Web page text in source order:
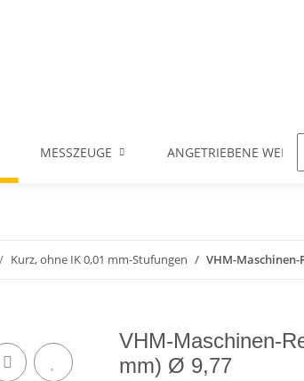
MESSZEUGE ANGETRIEBENE
Kurz, ohne IK 0,01 mm-Stufungen VHM-Maschinen-
VHM-Maschinen-
mm) Ø 9,77